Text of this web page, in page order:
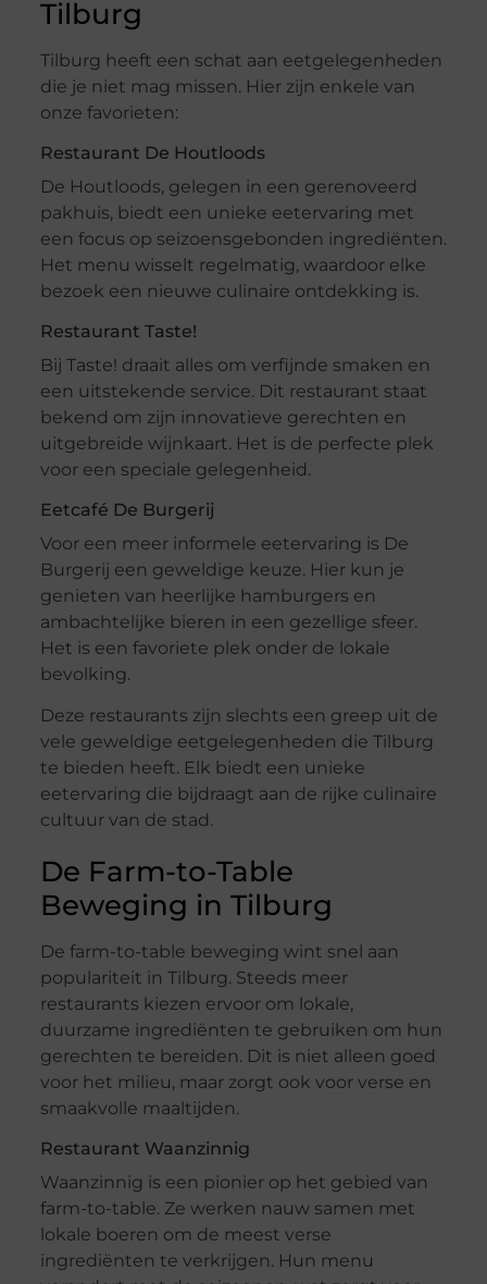
Tilburg
Tilburg heeft een schat aan eetgelegenheden
die je niet mag missen. Hier zijn enkele van
onze favorieten:
Restaurant De Houtloods
De Houtloods, gelegen in een gerenoveerd
pakhuis, biedt een unieke eetervaring met
een focus op seizoensgebonden ingrediënten.
Het menu wisselt regelmatig, waardoor elke
bezoek een nieuwe culinaire ontdekking is.
Restaurant Taste!
Bij Taste! draait alles om verfijnde smaken en
een uitstekende service. Dit restaurant staat
bekend om zijn innovatieve gerechten en
uitgebreide wijnkaart. Het is de perfecte plek
voor een speciale gelegenheid.
Eetcafé De Burgerij
Voor een meer informele eetervaring is De
Burgerij een geweldige keuze. Hier kun je
genieten van heerlijke hamburgers en
ambachtelijke bieren in een gezellige sfeer.
Het is een favoriete plek onder de lokale
bevolking.
Deze restaurants zijn slechts een greep uit de
vele geweldige eetgelegenheden die Tilburg
te bieden heeft. Elk biedt een unieke
eetervaring die bijdraagt aan de rijke culinaire
cultuur van de stad.
De Farm-to-Table
Beweging in Tilburg
De farm-to-table beweging wint snel aan
populariteit in Tilburg. Steeds meer
restaurants kiezen ervoor om lokale,
duurzame ingrediënten te gebruiken om hun
gerechten te bereiden. Dit is niet alleen goed
voor het milieu, maar zorgt ook voor verse en
smaakvolle maaltijden.
Restaurant Waanzinnig
Waanzinnig is een pionier op het gebied van
farm-to-table. Ze werken nauw samen met
lokale boeren om de meest verse
ingrediënten te verkrijgen. Hun menu